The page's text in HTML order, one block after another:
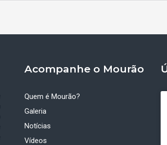
Acompanhe o Mourão
Quem é Mourão?
Galeria
Notícias
Vídeos